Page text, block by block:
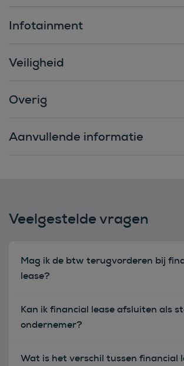
Infotainment
Veiligheid
Overig
Aanvullende informatie
Veelgestelde vragen
Mag ik de btw terugvorderen bij
lease?
Kan ik financial lease afsluiten als
ondernemer?
Wat is het verschil tussen financial